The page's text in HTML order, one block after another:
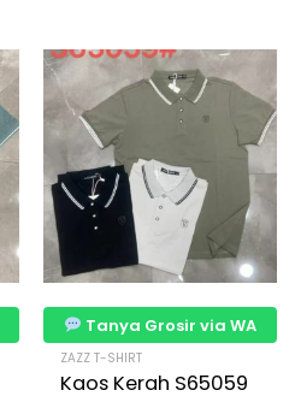
Tanya Grosir via WA
ZAZZ T-SHIRT
Kaos Kerah S65059